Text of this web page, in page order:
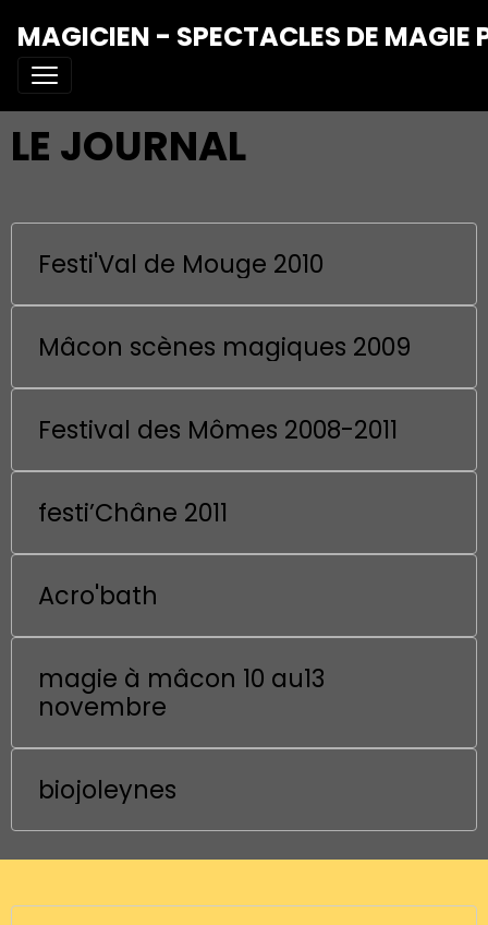
MAGICIEN - SPECTACLES DE MAGIE
LE JOURNAL
Festi'Val de Mouge 2010
Mâcon scènes magiques 2009
Festival des Mômes 2008-2011
festi’Châne 2011
Acro'bath
magie à mâcon 10 au13
novembre
biojoleynes